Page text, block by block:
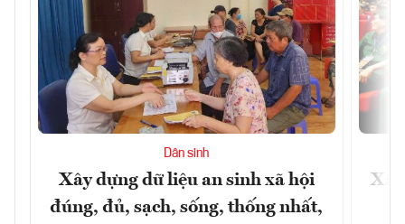
Dân sinh
Xây dựng dữ liệu an sinh xã hội
đúng, đủ, sạch, sống, thống nhất,